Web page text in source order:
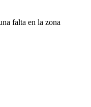
falta en la zona